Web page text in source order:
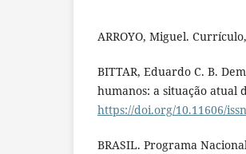
ARROYO, Miguel.
BITTAR, Eduardo C. B.
humanos: a situação atual
https://doi.org/10.11606/
BRASIL. Programa